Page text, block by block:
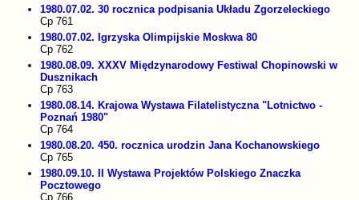
1980.07.02. 30 rocznica podpisania Układu Zgorzeleckiego
Cp 761
1980.07.02. Igrzyska Olimpijskie Moskwa 80
Cp 762
1980.08.09. XXXV Międzynarodowy Festiwal Chopinowski w
Dusznikach
Cp 763
1980.08.14. Krajowa Wystawa Filatelistyczna "Lotnictwo -
Poznań 1980"
Cp 764
1980.08.20. 450. rocznica urodzin Jana Kochanowskiego
Cp 765
1980.09.10. II Wystawa Projektów Polskiego Znaczka
Pocztowego
Cp 766